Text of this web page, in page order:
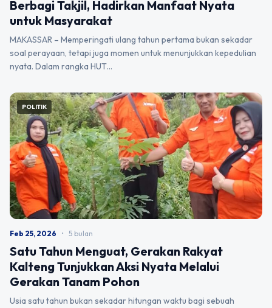
Berbagi Takjil, Hadirkan Manfaat Nyata
untuk Masyarakat
MAKASSAR – Memperingati ulang tahun pertama bukan sekadar
soal perayaan, tetapi juga momen untuk menunjukkan kepedulian
nyata. Dalam rangka HUT…
POLITIK
Feb 25, 2026 • 5 bulan
Satu Tahun Menguat, Gerakan Rakyat
Kalteng Tunjukkan Aksi Nyata Melalui
Gerakan Tanam Pohon
Usia satu tahun bukan sekadar hitungan waktu bagi sebuah